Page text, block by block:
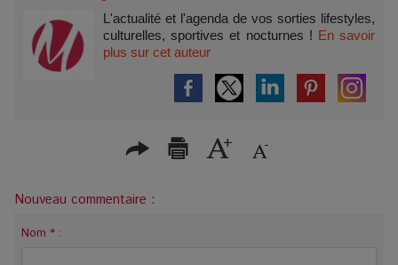
L'actualité et l'agenda de vos sorties lifestyles,
culturelles, sportives et nocturnes ! En savoir
plus sur cet auteur
Nouveau commentaire :
Nom * :